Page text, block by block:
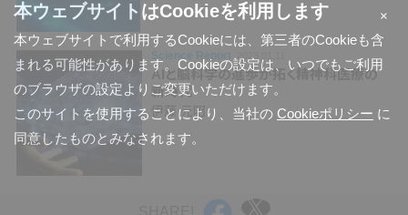
本ウェブサイトはCookieを利用します
×
本ウェブサイトで利用するCookieには、第三者のCookieも含
まれる可能性があります。Cookieの設定は、いつでもご利用
のブラウザの設定よりご変更いただけます。
このサイトを使用することにより、当社の Cookieポリシー に
同意したものとみなされます。
Science Report 2023.01.11
AIと 脳科学の進歩が拓く 精神科医療の
新時代
伊藤 元昭